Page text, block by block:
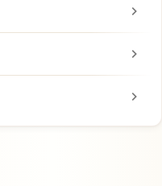
chevron_right
chevron_right
chevron_right